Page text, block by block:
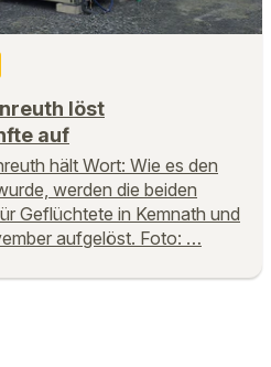
löst
auf
hält Wort: Wie es den
werden die beiden
Geflüchtete in Kemnath und
aufgelöst. Foto: …